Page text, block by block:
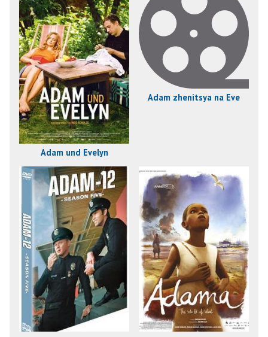
Adam und Evelyn
Adam zhenitsya na Eve